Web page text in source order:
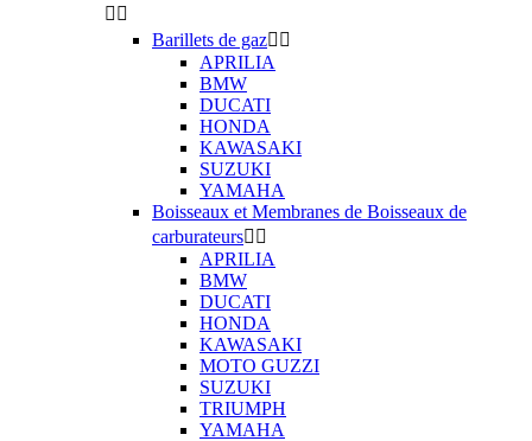
 
Barillets de gaz 
APRILIA
BMW
DUCATI
HONDA
KAWASAKI
SUZUKI
YAMAHA
Boisseaux et Membranes de Boisseaux de
carburateurs 
APRILIA
BMW
DUCATI
HONDA
KAWASAKI
MOTO GUZZI
SUZUKI
TRIUMPH
YAMAHA